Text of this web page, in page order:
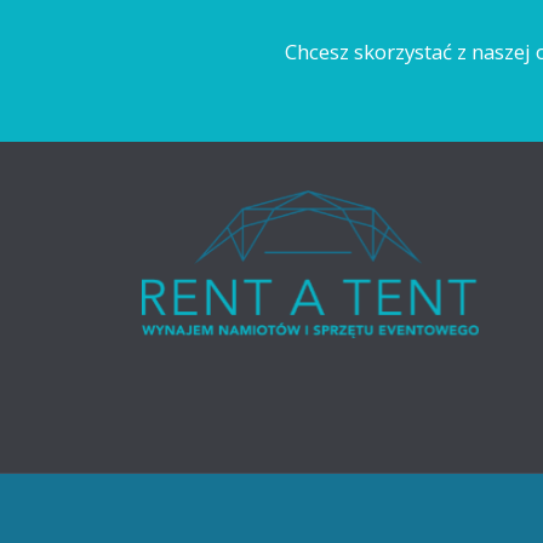
Chcesz skorzystać z